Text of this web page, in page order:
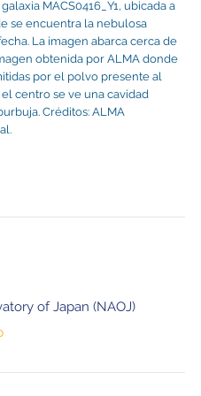
MACS0416_Y1, ubicada a
se encuentra la nebulosa
La imagen abarca cerca de
obtenida por ALMA donde
por el polvo presente al
centro se ve una cavidad
Créditos: ALMA
of Japan (NAOJ)